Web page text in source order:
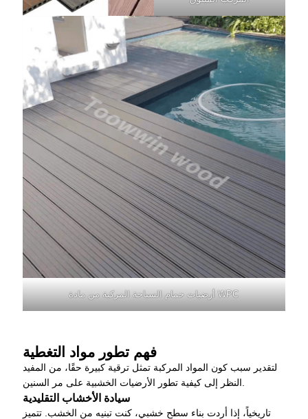
أرضيات حمام السباحة المركبة من مادة WPC
فهم تطور مواد التغطية
لتقدير سبب كون المواد المركبة تمثل ترقية كبيرة حقًا، من المفيد
سيادة الأخشاب التقليدية
تاريخياً، إذا أردت بناء سطح خشبي، كنت تبنيه من الخشب. تتميز